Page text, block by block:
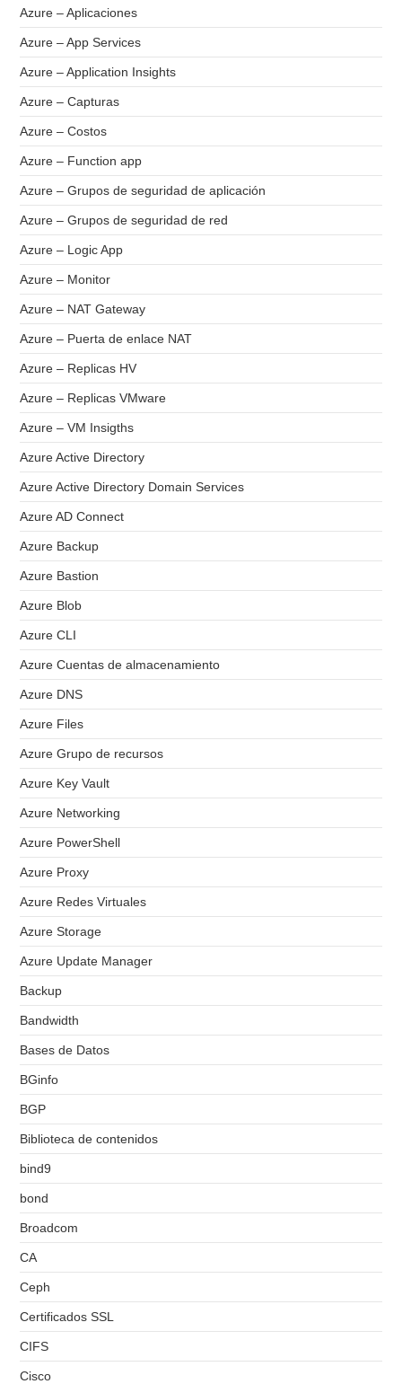
Azure – Aplicaciones
Azure – App Services
Azure – Application Insights
Azure – Capturas
Azure – Costos
Azure – Function app
Azure – Grupos de seguridad de aplicación
Azure – Grupos de seguridad de red
Azure – Logic App
Azure – Monitor
Azure – NAT Gateway
Azure – Puerta de enlace NAT
Azure – Replicas HV
Azure – Replicas VMware
Azure – VM Insigths
Azure Active Directory
Azure Active Directory Domain Services
Azure AD Connect
Azure Backup
Azure Bastion
Azure Blob
Azure CLI
Azure Cuentas de almacenamiento
Azure DNS
Azure Files
Azure Grupo de recursos
Azure Key Vault
Azure Networking
Azure PowerShell
Azure Proxy
Azure Redes Virtuales
Azure Storage
Azure Update Manager
Backup
Bandwidth
Bases de Datos
BGinfo
BGP
Biblioteca de contenidos
bind9
bond
Broadcom
CA
Ceph
Certificados SSL
CIFS
Cisco